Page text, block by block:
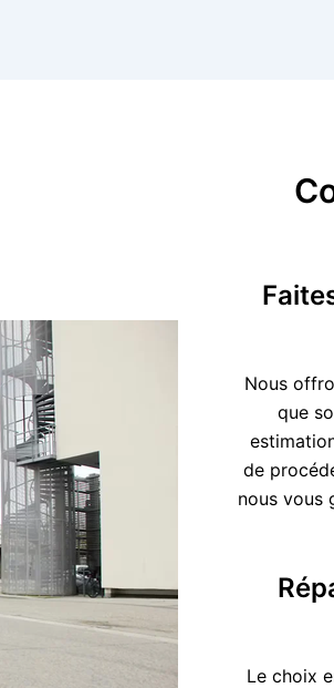
Nous
que
de
nous vous
Le choix